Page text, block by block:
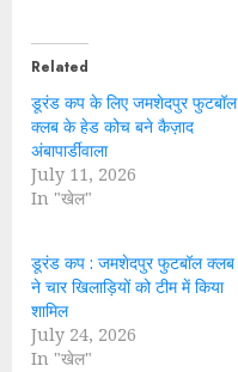
Related
डूरंड कप के लिए जमशेदपुर फुटबॉल
क्लब के हेड कोच बने कैज़ाद
अंबापार्डीवाला
July 11, 2026
In "खेल"
डूरंड कप : जमशेदपुर फुटबॉल क्लब
ने चार खिलाड़ियों को टीम में किया
शामिल
July 24, 2026
In "खेल"